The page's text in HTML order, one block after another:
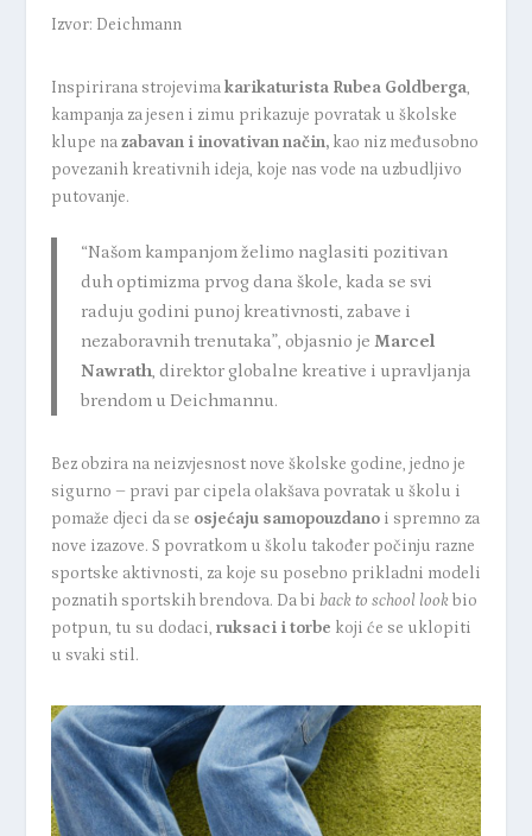
Izvor: Deichmann
Inspirirana strojevimakarikaturista Rubea Goldberga,
kampanja za jesen i zimu prikazuje povratak u školske
klupe nazabavan i inovativan način,kao niz međusobno
povezanih kreativnih ideja, koje nas vode na uzbudljivo
putovanje.
“Našom kampanjom želimo naglasiti pozitivan
duh optimizma prvog dana škole, kada se svi
raduju godini punoj kreativnosti, zabave i
nezaboravnih trenutaka”, objasnio je Marcel
Nawrath, direktor globalne kreative i upravljanja
brendom u Deichmannu.
Bez obzira na neizvjesnost nove školske godine, jedno je
sigurno – pravi par cipela olakšava povratak u školu i
pomaže djeci da se osjećaju samopouzdanoi spremno za
nove izazove. S povratkom u školu također počinju razne
sportske aktivnosti, za koje su posebno prikladni modeli
poznatih sportskih brendova. Da bi back to school look bio
potpun, tu su dodaci, ruksaci i torbe koji će se uklopiti
u svaki stil.